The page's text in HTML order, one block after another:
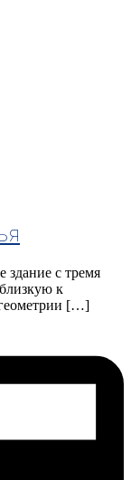
здание с тремя
к
[…]